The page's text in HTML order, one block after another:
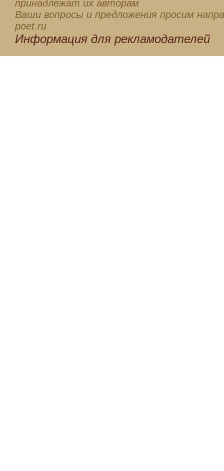
принадлежат их авторам
Ваши вопросы и предложения просим
poet.ru
Информация для рекламодателей